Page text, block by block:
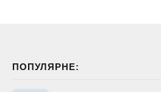
ПОПУЛЯРНЕ: